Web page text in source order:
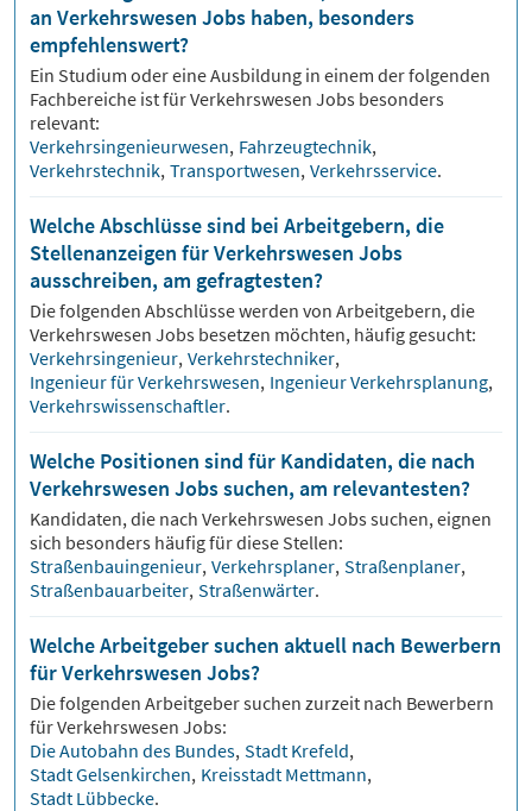
an Verkehrswesen Jobs haben, besonders
empfehlenswert?
Ein Studium oder eine Ausbildung in einem der folgenden
Fachbereiche ist fürVerkehrswesen Jobs besonders
relevant:
Verkehrsingenieurwesen, Fahrzeugtechnik,
Verkehrstechnik, Transportwesen, Verkehrsservice.
Welche Abschlüsse sind bei Arbeitgebern, die
Stellenanzeigen für Verkehrswesen Jobs
ausschreiben, am gefragtesten?
Die folgenden Abschlüsse werden von Arbeitgebern, die
Verkehrswesen Jobs besetzen möchten, häufig gesucht:
Verkehrsingenieur, Verkehrstechniker,
Ingenieur für Verkehrswesen, Ingenieur Verkehrsplanung,
Verkehrswissenschaftler.
Welche Positionen sind für Kandidaten, die nach
Verkehrswesen Jobs suchen, am relevantesten?
Kandidaten, die nach Verkehrswesen Jobs suchen, eignen
sich besonders häufig für diese Stellen:
Straßenbauingenieur, Verkehrsplaner, Straßenplaner,
Straßenbauarbeiter, Straßenwärter.
Welche Arbeitgeber suchen aktuell nach Bewerbern
für Verkehrswesen Jobs?
Die folgenden Arbeitgeber suchen zurzeit nach Bewerbern
fürVerkehrswesen Jobs:
Die Autobahn des Bundes, Stadt Krefeld,
Stadt Gelsenkirchen, Kreisstadt Mettmann,
Stadt Lübbecke.